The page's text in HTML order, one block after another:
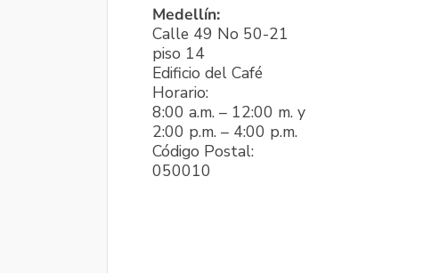
Medellín:
Calle 49 No 50-21
piso 14
Edificio del Café
Horario:
8:00 a.m. – 12:00 m. y
2:00 p.m. – 4:00 p.m.
Código Postal:
050010